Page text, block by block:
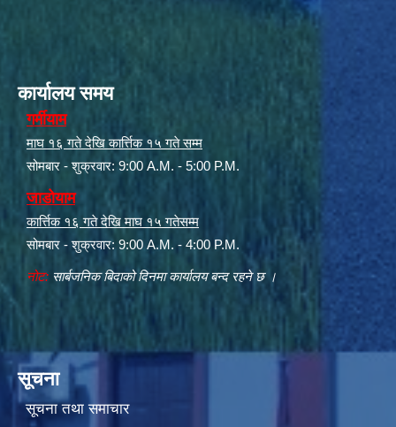
कार्यालय समय
गर्मीयाम
माघ १६ गते देखि कार्त्तिक १५ गते सम्म
सोमबार - शुक्रवार: 9:00 A.M. - 5:00 P.M.
जाडोयाम
कार्त्तिक १६ गते देखि माघ १५ गतेसम्म
सोमबार - शुक्रवार: 9:00 A.M. - 4:00 P.M.
नोट: सार्बजनिक बिदाको दिनमा कार्यालय बन्द रहने छ ।
सूचना
सूचना तथा समाचार